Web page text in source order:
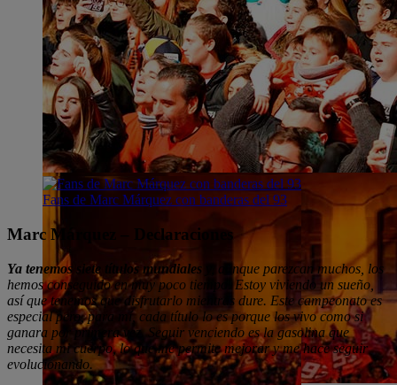
Fans de Marc Márquez con banderas del 93
Marc Márquez – Declaraciones
Ya tenemos siete títulos mundiales y, aunque parezcan muchos, los
hemos conseguido en muy poco tiempo. Estoy viviendo un sueño,
así que tenemos que disfrutarlo mientras dure. Este campeonato es
especial pero, para mí, cada título lo es porque los vivo como si
ganara por primera vez. Seguir venciendo es la gasolina que
necesita mi cuerpo, lo que me permite mejorar y me hace seguir
evolucionando.